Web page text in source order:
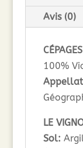
Avis (0)
CÉPAGES
100%
LE
Sol: